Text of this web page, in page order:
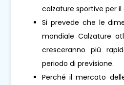
calzature sportive per
Si prevede che le
mondiale Calzature
cresceranno più
periodo di previsione.
Perché il mercato